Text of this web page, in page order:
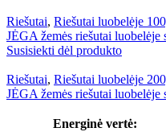
Riešutai, Riešutai luobelėje
JĖGA žemės riešutai luobelėje
Susisiekti dėl produkto
Riešutai, Riešutai luobelėje
JĖGA žemės riešutai luobelėje
Energinė vertė: